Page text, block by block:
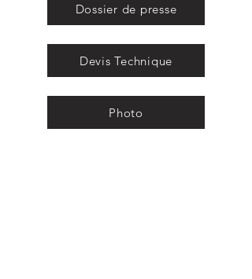
Dossier de presse
Devis Technique
Photo